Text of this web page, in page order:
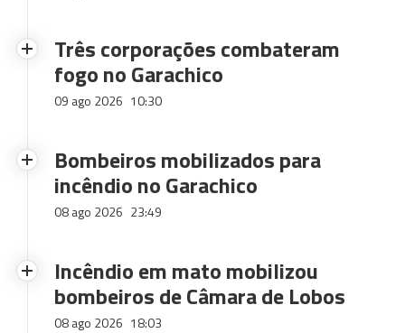
Três corporações combateram
fogo no Garachico
09 ago 2026 10:30
Bombeiros mobilizados para
incêndio no Garachico
08 ago 2026 23:49
Incêndio em mato mobilizou
bombeiros de Câmara de Lobos
08 ago 2026 18:03